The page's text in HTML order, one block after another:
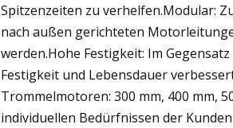
Spitzenzeiten zu verhelfen.Modular:
nach außen gerichteten
werden.Hohe Festigkeit: Im
Festigkeit und Lebensdauer
Trommelmotoren: 300 mm, 400 mm,
individuellen Bedürfnissen der